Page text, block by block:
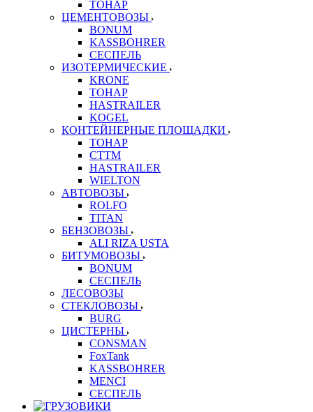
ТОНАР
ЦЕМЕНТОВОЗЫ
BONUM
KASSBOHRER
СЕСПЕЛЬ
ИЗОТЕРМИЧЕСКИЕ
KRONE
ТОНАР
HASTRAILER
KOGEL
КОНТЕЙНЕРНЫЕ ПЛОЩАДКИ
ТОНАР
CTTM
HASTRAILER
WIELTON
АВТОВОЗЫ
ROLFO
TITAN
БЕНЗОВОЗЫ
ALI RIZA USTA
БИТУМОВОЗЫ
BONUM
СЕСПЕЛЬ
ЛЕСОВОЗЫ
СТЕКЛОВОЗЫ
BURG
ЦИСТЕРНЫ
CONSMAN
FoxTank
KASSBOHRER
MENCI
СЕСПЕЛЬ